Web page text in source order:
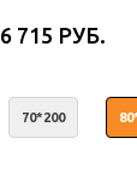
6 715 РУБ.
70*200